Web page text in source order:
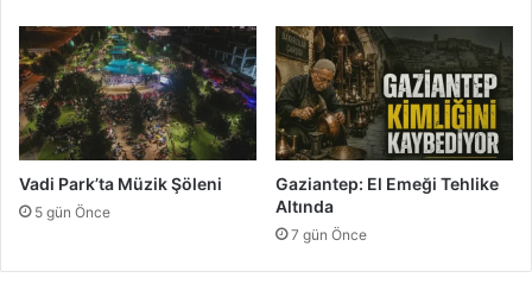
ı
k
L
e
z
z
e
S
r
Vadi Park’ta Müzik Şöleni
5 gün Önce
Gaziantep: El Emeği Tehlike
Altında
7 gün Önce